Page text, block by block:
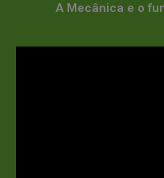
A Mecânica e o